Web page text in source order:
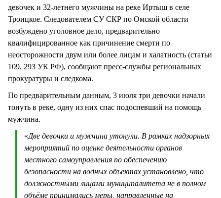
девочек и 32-летнего мужчины на реке Иртыш в селе
Троицкое. Следователем СУ СКР по Омской области
возбуждено уголовное дело, предварительно
квалифицированное как причинение смерти по
неосторожности двум или более лицам и халатность (статьи
109, 293 УК РФ), сообщают пресс-службы региональных
прокуратуры и следкома.
По предварительным данным, 3 июля три девочки начали
тонуть в реке, одну из них спас подоспевший на помощь
мужчина.
«Две девочки и мужчина утонули. В рамках надзорных
мероприятий по оценке деятельности органов
местного самоуправления по обеспечению
безопасности на водных объектах установлено, что
должностными лицами муниципалитета не в полном
объёме принимались меры, направленные на